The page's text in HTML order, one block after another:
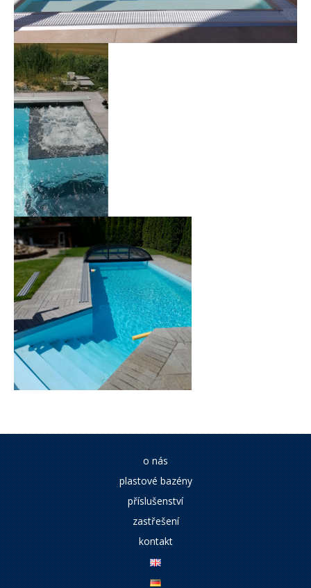
o nás
plastové bazény
příslušenství
zastřešení
kontakt